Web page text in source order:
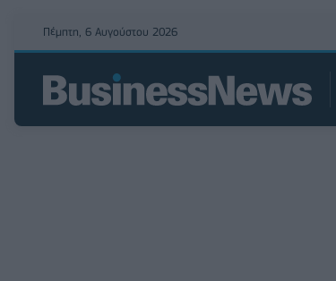
Πέμπτη, 6 Αυγούστου 2026